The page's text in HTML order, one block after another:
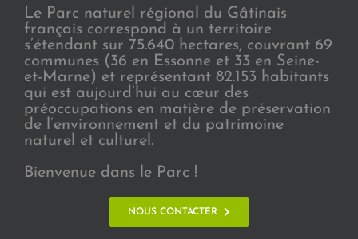
Le Parc naturel régional du Gâtinais
français correspond à un territoire
s’étendant sur 75.640 hectares, couvrant 69
communes (36 en Essonne et 33 en Seine-
et-Marne) et représentant 82.153 habitants
qui est aujourd’hui au cœur des
préoccupations en matière de préservation
de l’environnement et du patrimoine
naturel et culturel.
Bienvenue dans le Parc !
NOUS CONTACTER